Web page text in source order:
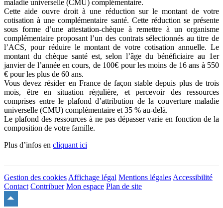
maladie universelle (CMU) complémentaire.
Cette aide ouvre droit à une réduction sur le montant de votre
cotisation à une complémentaire santé. Cette réduction se présente
sous forme d’une attestation-chèque à remettre à un organisme
complémentaire proposant l’un des contrats sélectionnés au titre de
l’ACS, pour réduire le montant de votre cotisation annuelle. Le
montant du chèque santé est, selon l’âge du bénéficiaire au 1er
janvier de l’année en cours, de 100€ pour les moins de 16 ans à 550
€ pour les plus de 60 ans.
Vous devez résider en France de façon stable depuis plus de trois
mois, être en situation régulière, et percevoir des ressources
comprises entre le plafond d’attribution de la couverture maladie
universelle (CMU) complémentaire et 35 % au-delà.
Le plafond des ressources à ne pas dépasser varie en fonction de la
composition de votre famille.
Plus d’infos en cliquant ici
Gestion des cookies Affichage légal Mentions légales Accessibilité
Contact Contribuer Mon espace Plan de site